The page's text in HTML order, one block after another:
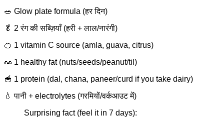
🥗 Glow plate formula (हर दिन)
🥬 2 रंग की सब्ज़ियाँ (हरी + लाल/नारंगी)
🍊 1 vitamin C source (amla, guava, citrus)
🥜 1 healthy fat (nuts/seeds/peanut/til)
🥣 1 protein (dal, chana, paneer/curd if you take dairy)
💧 पानी + electrolytes (गरमियों/वर्कआउट में)
Surprising fact (feel it in 7 days):